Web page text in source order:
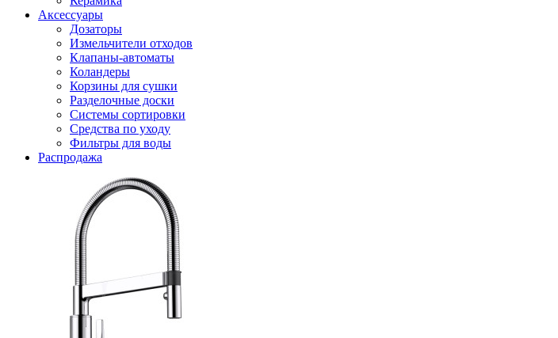
Аксессуары
Дозаторы
Измельчители отходов
Клапаны-автоматы
Коландеры
Корзины для сушки
Разделочные доски
Системы сортировки
Средства по уходу
Фильтры для воды
Распродажа